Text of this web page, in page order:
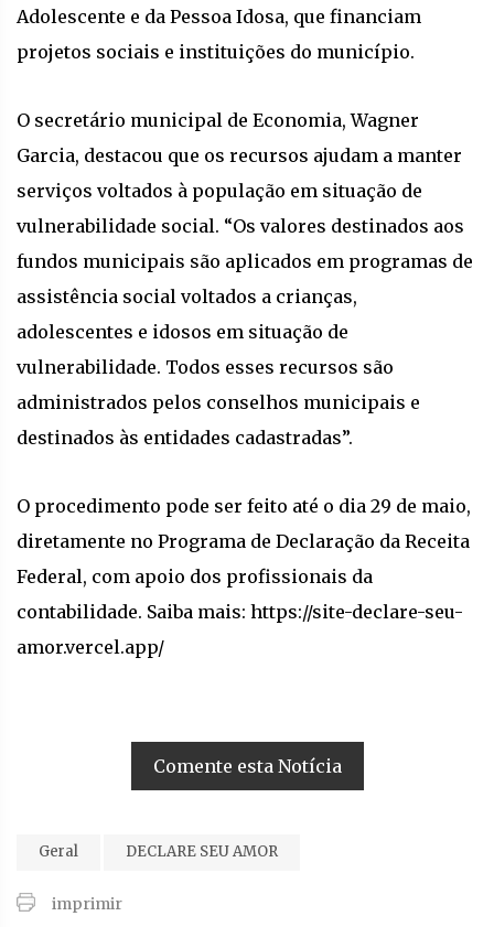
Adolescente e da Pessoa Idosa, que financiam
projetos sociais e instituições do município.
O secretário municipal de Economia, Wagner
Garcia, destacou que os recursos ajudam a manter
serviços voltados à população em situação de
vulnerabilidade social. “Os valores destinados aos
fundos municipais são aplicados em programas de
assistência social voltados a crianças,
adolescentes e idosos em situação de
vulnerabilidade. Todos esses recursos são
administrados pelos conselhos municipais e
destinados às entidades cadastradas”.
O procedimento pode ser feito até o dia 29 de maio,
diretamente no Programa de Declaração da Receita
Federal, com apoio dos profissionais da
contabilidade. Saiba mais: https://site-declare-seu-
amor.vercel.app/
Comente esta Notícia
Geral DECLARE SEU AMOR
imprimir